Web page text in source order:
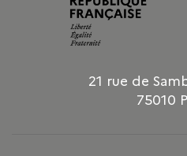
21 rue de
75010